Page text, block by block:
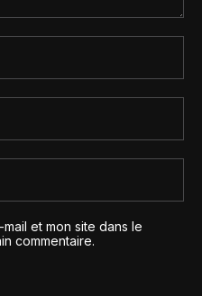
et mon site dans le
commentaire.